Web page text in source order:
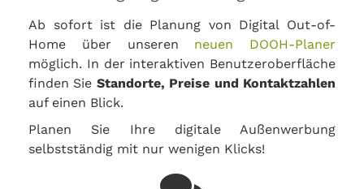
Ab sofort ist die Planung von Digital Out-of-
Home über unseren neuen DOOH-Planer
möglich. In der interaktiven Benutzeroberfläche
finden Sie Standorte, Preise und Kontaktzahlen
auf einen Blick.
Planen Sie Ihre digitale Außenwerbung
selbstständig mit nur wenigen Klicks!